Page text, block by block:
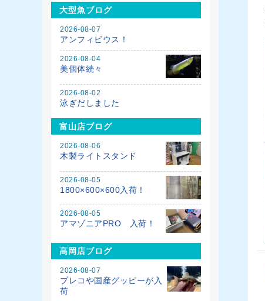
大型魚ブログ
2026-08-07
アンフィビウス！
2026-08-04
美個体続々
2026-08-02
泳ぎだしました
富山店ブログ
2026-08-06
木製ライトスタンド
2026-08-05
1800×600×600入荷！
2026-08-05
アマゾニアPRO 入荷！
高岡店ブログ
2026-08-07
プレコや国産グッピーが入
荷